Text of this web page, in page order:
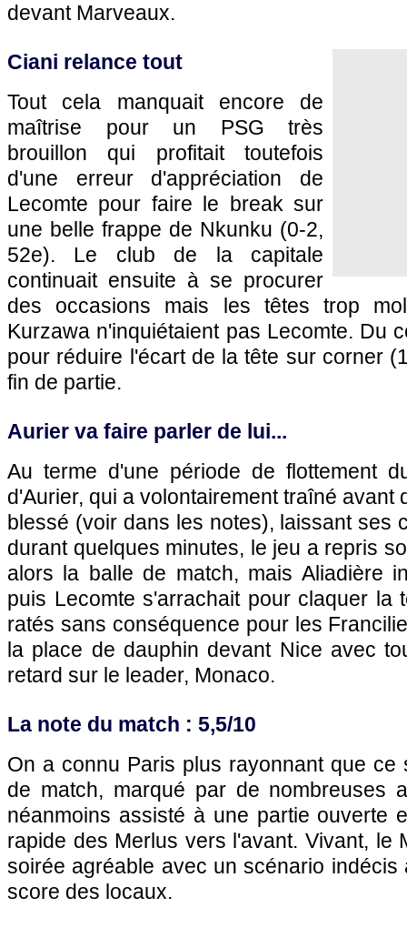
devant Marveaux.
Ciani relance tout
Tout cela manquait encore de
maîtrise pour un PSG très
brouillon qui profitait toutefois
d'une erreur d'appréciation de
Lecomte pour faire le break sur
une belle frappe de Nkunku (0-2,
52e). Le club de la capitale
continuait ensuite à se procurer
des occasions mais les têtes trop
Kurzawa n'inquiétaient pas Lecomte. Du
pour réduire l'écart de la tête sur corner
fin de partie.
Aurier va faire parler de lui...
Au terme d'une période de flottement
d'Aurier, qui a volontairement traîné avant
blessé (voir dans les notes), laissant ses
durant quelques minutes, le jeu a repris
alors la balle de match, mais Aliadière
puis Lecomte s'arrachait pour claquer la
ratés sans conséquence pour les
la place de dauphin devant Nice avec
retard sur le leader, Monaco.
La note du match : 5,5/10
On a connu Paris plus rayonnant que ce
de match, marqué par de nombreuses
néanmoins assisté à une partie ouverte
rapide des Merlus vers l'avant. Vivant, le
soirée agréable avec un scénario indécis
score des locaux.